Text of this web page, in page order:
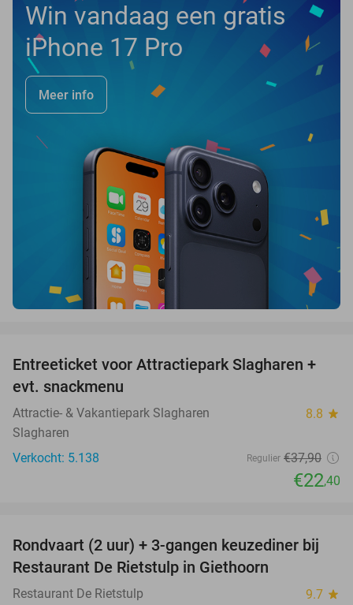
Win vandaag een gratis
iPhone 17 Pro
Meer info
41%
Entreeticket voor Attractiepark Slagharen +
evt. snackmenu
Attractie- & Vakantiepark Slagharen 8.8 star
Slagharen
Verkocht: 5.138
Regulier €37,90
€22,40
41%
Rondvaart (2 uur) + 3-gangen keuzediner bij
Restaurant De Rietstulp in Giethoorn
Restaurant De Rietstulp 9.7 star